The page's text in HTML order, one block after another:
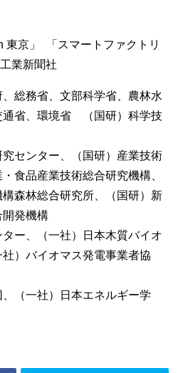
東京」 「スマートファクトリ
業新聞社
総務省、文部科学省、農林水
通省、環境省 （国研）科学技
究センター、（国研）産業技術
食品産業技術総合研究機構、
構森林総合研究所、（国研）新
開発機構
ター、（一社）日本木質バイオ
）バイオマス発電事業者協
、（一社）日本エネルギー学